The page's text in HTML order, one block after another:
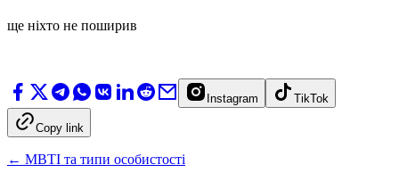
ще ніхто не поширив
Instagram TikTok
Copy link
← MBTI та типи особистості